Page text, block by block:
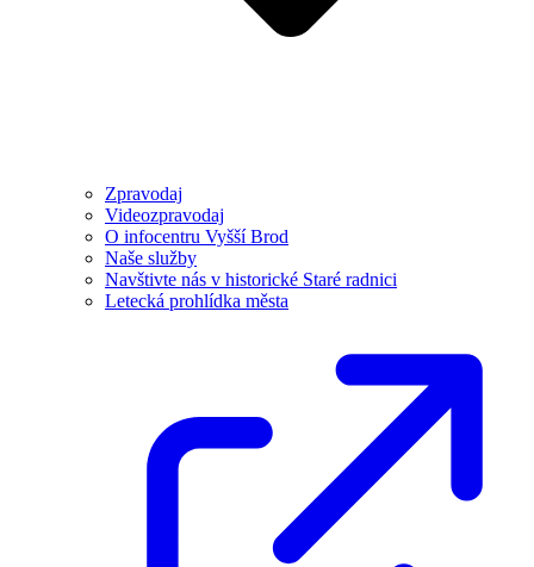
Zpravodaj
Videozpravodaj
O infocentru Vyšší Brod
Naše služby
Navštivte nás v historické Staré radnici
Letecká prohlídka města